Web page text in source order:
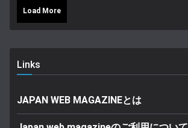
Load More
Links
JAPAN WEB MAGAZINEとは